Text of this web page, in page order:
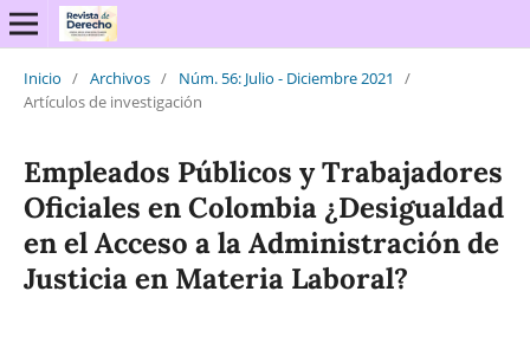
Inicio / Archivos / Núm. 56: Julio - Diciembre 2021
/
Artículos de investigación
Empleados Públicos y Trabajadores
Oficiales en Colombia ¿Desigualdad
en el Acceso a la Administración de
Justicia en Materia Laboral?